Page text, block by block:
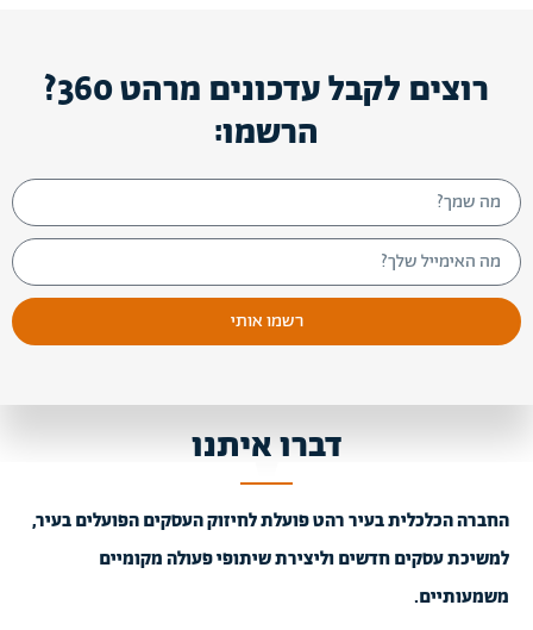
רוצים לקבל עדכונים מרהט 360?
הרשמו:
רשמו אותי
דברו איתנו
החברה הכלכלית בעיר רהט פועלת לחיזוק העסקים הפועלים בעיר,
למשיכת עסקים חדשים וליצירת שיתופי פעולה מקומיים
משמעותיים.